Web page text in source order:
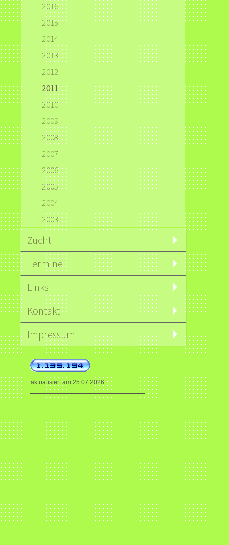
2016
2015
2014
2013
2012
2011
2010
2009
2008
2007
2006
2005
2004
2003
Zucht
Termine
Links
Kontakt
Impressum
aktualisiert am 25.07.2026